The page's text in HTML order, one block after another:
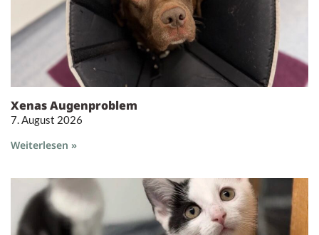
Xenas Augenproblem
7. August 2026
Weiterlesen »